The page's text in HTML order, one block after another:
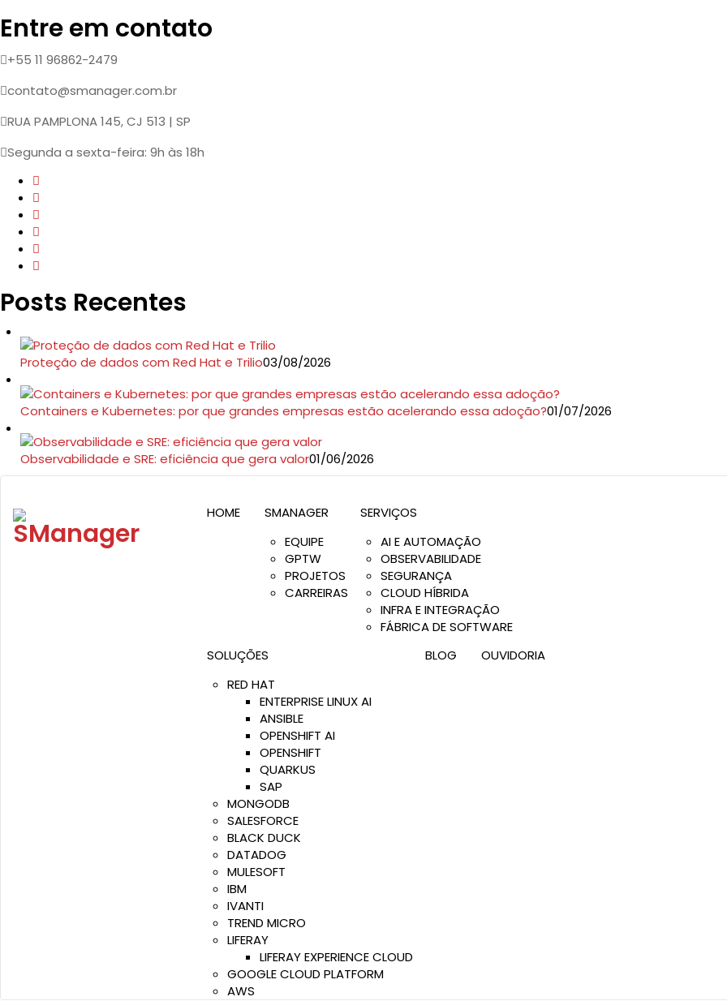
Entre em contato
+55 11 96862-2479
contato@smanager.com.br
RUA PAMPLONA 145, CJ 513 | SP
Segunda a sexta-feira: 9h às 18h
Posts Recentes
Proteção de dados com Red Hat e Trilio03/08/2026
Containers e Kubernetes: por que grandes empresas estão acelerando essa adoção?01/07/2026
Observabilidade e SRE: eficiência que gera valor01/06/2026
HOME
SMANAGER
EQUIPE
GPTW
PROJETOS
CARREIRAS
SERVIÇOS
AI E AUTOMAÇÃO
OBSERVABILIDADE
SEGURANÇA
CLOUD HÍBRIDA
INFRA E INTEGRAÇÃO
FÁBRICA DE SOFTWARE
SOLUÇÕES
RED HAT
ENTERPRISE LINUX AI
ANSIBLE
OPENSHIFT AI
OPENSHIFT
QUARKUS
SAP
MONGODB
SALESFORCE
BLACK DUCK
DATADOG
MULESOFT
IBM
IVANTI
TREND MICRO
LIFERAY
LIFERAY EXPERIENCE CLOUD
GOOGLE CLOUD PLATFORM
AWS
BLOG OUVIDORIA